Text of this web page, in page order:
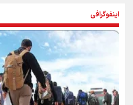
روایت ایران از کنار مردم
از طلوع خیابان‌ها تا غروب
اینفوگرافی